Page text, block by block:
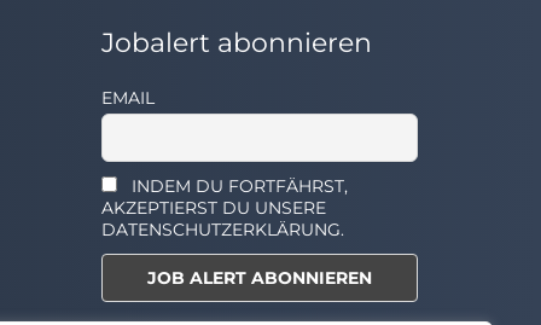
Jobalert abonnieren
EMAIL
INDEM DU FORTFÄHRST,
AKZEPTIERST DU UNSERE
DATENSCHUTZERKLÄRUNG.